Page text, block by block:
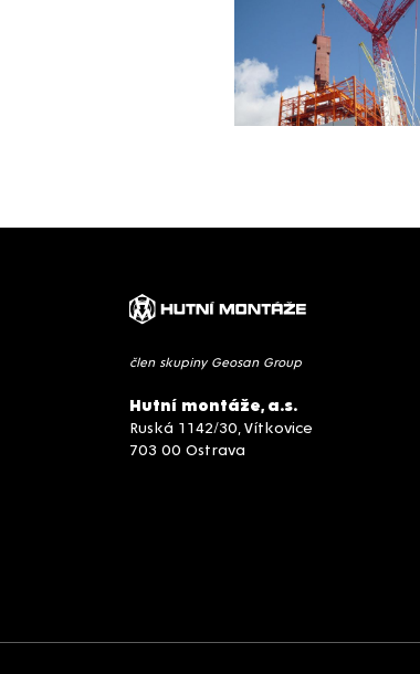
člen skupiny Geosan Group
Hutní montáže, a.s.
Ruská 1142/30, Vítkovice
703 00 Ostrava